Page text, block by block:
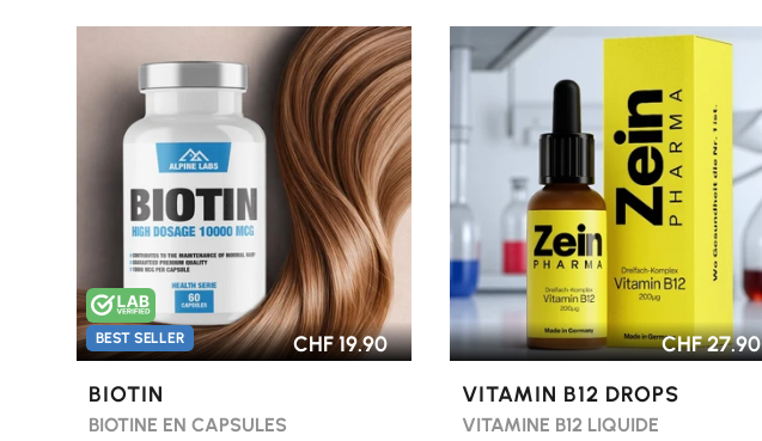
CHF 19.90
CHOISIR LES OPTIONS
BEST SELLER
BIOTIN
BIOTINE EN CAPSULES
CHF 27.90
CHOISIR LES OPTIONS
VITAMIN B12 DROPS
VITAMINE B12 LIQUIDE